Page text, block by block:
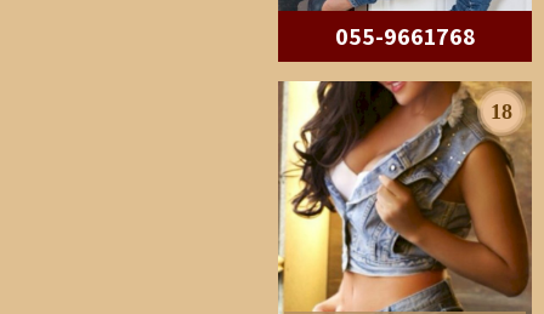
055-9661768
18